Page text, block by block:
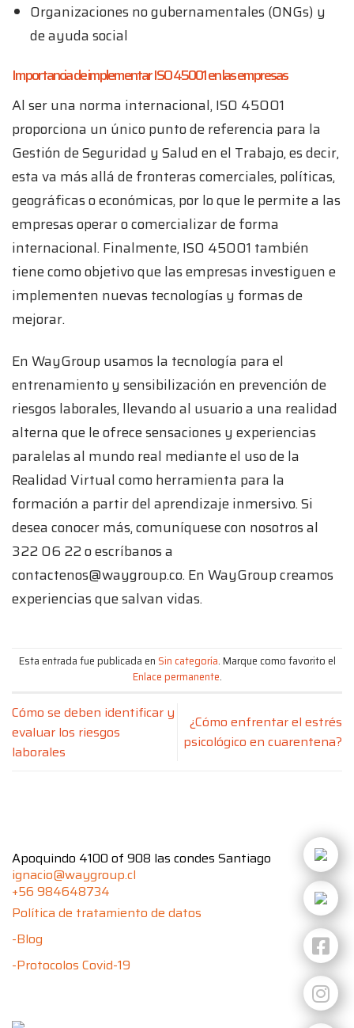
Organizaciones no gubernamentales (ONGs) y
de ayuda social
Importancia de implementar ISO 45001 en las empresas
Al ser una norma internacional, ISO 45001
proporciona un único punto de referencia para la
Gestión de Seguridad y Salud en el Trabajo, es decir,
esta va más allá de fronteras comerciales, políticas,
geográficas o económicas, por lo que le permite a las
empresas operar o comercializar de forma
internacional. Finalmente, ISO 45001 también
tiene como objetivo que las empresas investiguen e
implementen nuevas tecnologías y formas de
mejorar.
En WayGroup usamos la tecnología para el
entrenamiento y sensibilización en prevención de
riesgos laborales, llevando al usuario a una realidad
alterna que le ofrece sensaciones y experiencias
paralelas al mundo real mediante el uso de la
Realidad Virtual como herramienta para la
formación a partir del aprendizaje inmersivo. Si
desea conocer más, comuníquese con nosotros al
322 06 22 o escríbanos a
contactenos@waygroup.co. En WayGroup creamos
experiencias que salvan vidas.
Esta entrada fue publicada en Sin categoría. Marque como favorito el
Enlace permanente.
Cómo se deben identificar y
evaluar los riesgos
laborales
¿Cómo enfrentar el estrés
psicológico en cuarentena?
Apoquindo 4100 of 908 las condes Santiago
ignacio@waygroup.cl
+56 984648734
Política de tratamiento de datos
-Blog
-Protocolos Covid-19